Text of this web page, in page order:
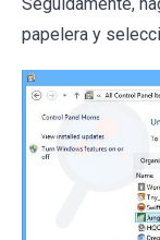
papelera y